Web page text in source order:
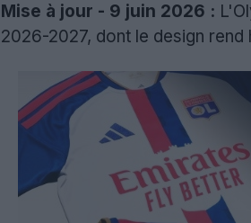
Mise à jour - 9 juin 2026 :
2026-2027, dont le design rend